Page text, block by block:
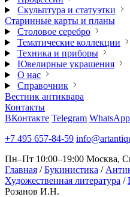
Скульптура и статуэтки
Старинные карты и планы
Столовое серебро
Тематические коллекции
Техника и приборы
Ювелирные украшения
О нас
Справочник
Вестник антиквара
Контакты
ВКонтакте Telegram WhatsApp
+7 495 657-84-59
Пн–Пт 10:00–19:00 Москва,
Главная / Букинистика /
Художественная литература /
Розанов И.Н.